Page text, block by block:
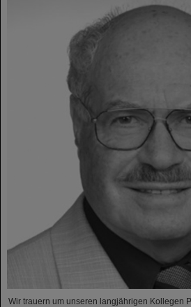
Wir trauern um unseren langjährigen Kollegen